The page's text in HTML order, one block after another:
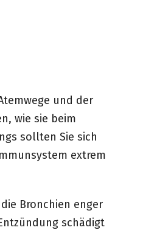
und der
wie sie beim
sollten Sie sich
extrem
Bronchien enger
schädigt